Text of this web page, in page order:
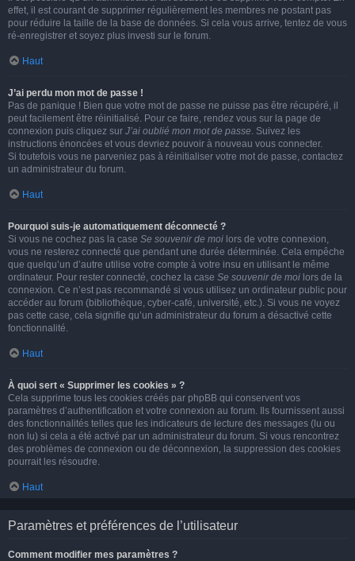
effet, il est courant de supprimer régulièrement les membres ne postant pas
pour réduire la taille de la base de données. Si cela vous arrive, tentez de vous
ré-enregistrer et soyez plus investi sur le forum.
Haut
J’ai perdu mon mot de passe !
Pas de panique ! Bien que votre mot de passe ne puisse pas être récupéré, il
peut facilement être réinitialisé. Pour ce faire, rendez vous sur la page de
connexion puis cliquez sur J’ai oublié mon mot de passe. Suivez les
instructions énoncées et vous devriez pouvoir à nouveau vous connecter.
Si toutefois vous ne parveniez pas à réinitialiser votre mot de passe, contactez
un administrateur du forum.
Haut
Pourquoi suis-je automatiquement déconnecté ?
Si vous ne cochez pas la case Se souvenir de moi lors de votre connexion,
vous ne resterez connecté que pendant une durée déterminée. Cela empêche
que quelqu’un d’autre utilise votre compte à votre insu en utilisant le même
ordinateur. Pour rester connecté, cochez la case Se souvenir de moi lors de la
connexion. Ce n’est pas recommandé si vous utilisez un ordinateur public pour
accéder au forum (bibliothèque, cyber-café, université, etc.). Si vous ne voyez
pas cette case, cela signifie qu’un administrateur du forum a désactivé cette
fonctionnalité.
Haut
À quoi sert « Supprimer les cookies » ?
Cela supprime tous les cookies créés par phpBB qui conservent vos
paramètres d’authentification et votre connexion au forum. Ils fournissent aussi
des fonctionnalités telles que les indicateurs de lecture des messages (lu ou
non lu) si cela a été activé par un administrateur du forum. Si vous rencontrez
des problèmes de connexion ou de déconnexion, la suppression des cookies
pourrait les résoudre.
Haut
Paramètres et préférences de l’utilisateur
Comment modifier mes paramètres ?